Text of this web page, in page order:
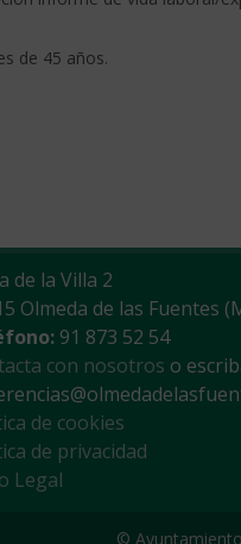
de 45 años.
de la Villa 2
Olmeda de las Fuentes
91 873 52 54
con nosotros o
de cookies
de privacidad
Legal
©